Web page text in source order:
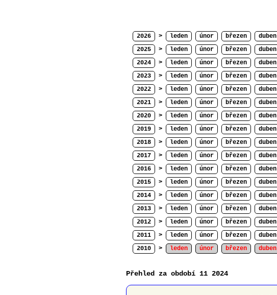
2026 > leden únor březen duben
2025
> leden únor březen duben
2024
> leden únor březen duben
2023
> leden únor březen duben
2022
> leden únor březen duben
2021
> leden únor březen duben
2020
> leden únor březen duben
2019
> leden únor březen duben
2018
> leden únor březen duben
2017
> leden únor březen duben
2016
> leden únor březen duben
2015
> leden únor březen duben
2014
> leden únor březen duben
2013
> leden únor březen duben
2012
> leden únor březen duben
2011
> leden únor březen duben
2010
> leden únor březen duben
Přehled za období 11 2024